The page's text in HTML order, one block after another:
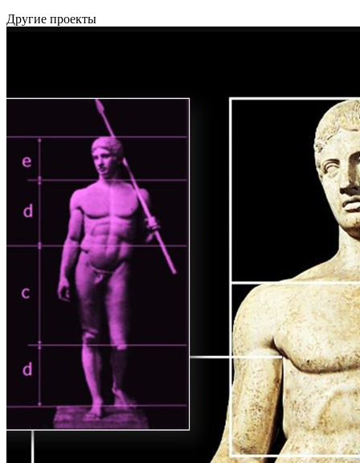
Другие проекты